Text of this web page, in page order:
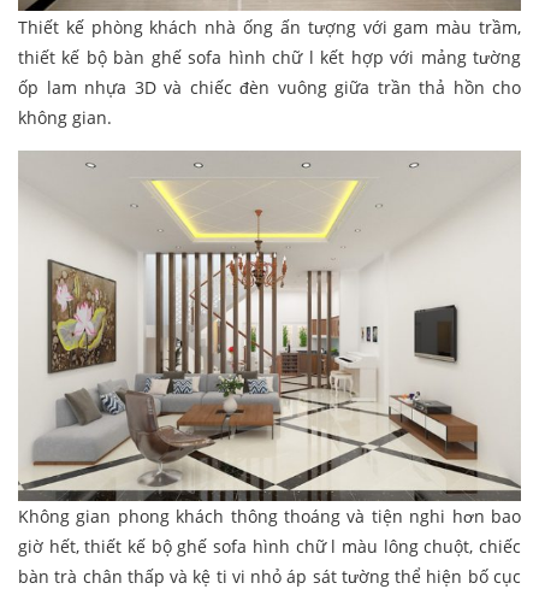
Thiết kế phòng khách nhà ống ấn tượng với gam màu trầm,
thiết kế bộ bàn ghế sofa hình chữ l kết hợp với mảng tường
ốp lam nhựa 3D và chiếc đèn vuông giữa trần thả hồn cho
không gian.
Không gian phong khách thông thoáng và tiện nghi hơn bao
giờ hết, thiết kế bộ ghế sofa hình chữ l màu lông chuột, chiếc
bàn trà chân thấp và kệ ti vi nhỏ áp sát tường thể hiện bố cục